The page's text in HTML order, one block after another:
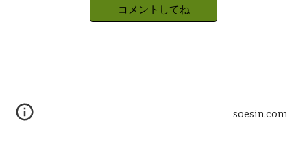
コメントしてね
soesin.com